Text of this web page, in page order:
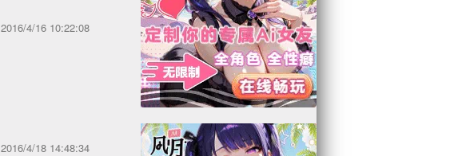
2016/4/16 10:22:08
2016/4/18 14:48:34